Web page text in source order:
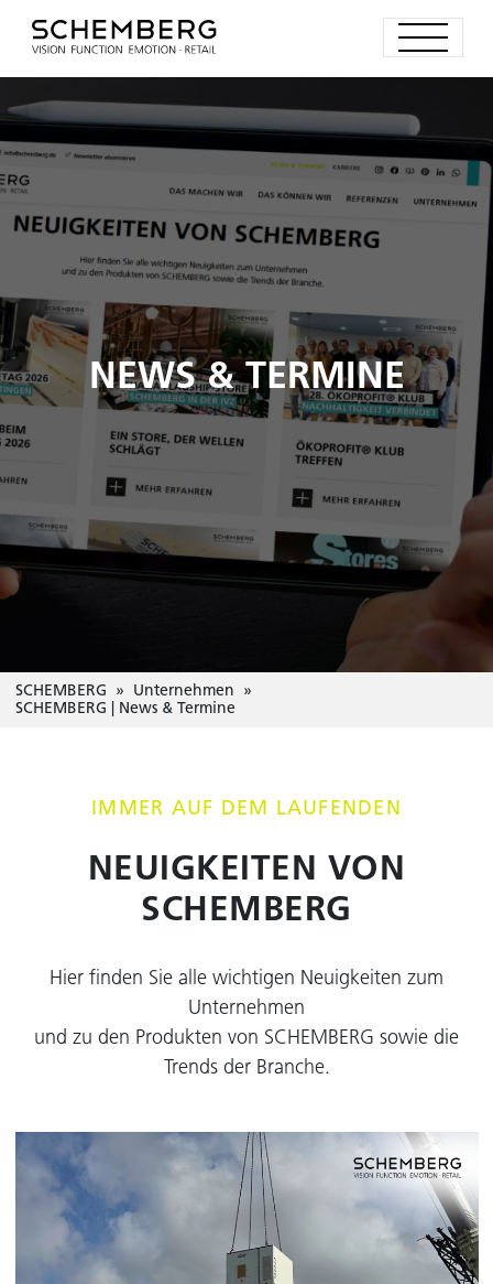
NEWS & TERMINE
SCHEMBERG
Unternehmen
SCHEMBERG | News & Termine
IMMER AUF DEM LAUFENDEN
NEUIGKEITEN VON
SCHEMBERG
Hier finden Sie alle wichtigen Neuigkeiten zum
Unternehmen
und zu den Produkten von SCHEMBERG sowie die
Trends der Branche.